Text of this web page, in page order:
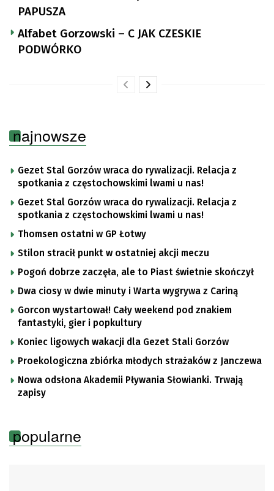
PAPUSZA
Alfabet Gorzowski – C JAK CZESKIE
PODWÓRKO
najnowsze
Gezet Stal Gorzów wraca do rywalizacji. Relacja z
spotkania z częstochowskimi lwami u nas!
Gezet Stal Gorzów wraca do rywalizacji. Relacja z
spotkania z częstochowskimi lwami u nas!
Thomsen ostatni w GP Łotwy
Stilon stracił punkt w ostatniej akcji meczu
Pogoń dobrze zaczęła, ale to Piast świetnie skończył
Dwa ciosy w dwie minuty i Warta wygrywa z Cariną
Gorcon wystartował! Cały weekend pod znakiem
fantastyki, gier i popkultury
Koniec ligowych wakacji dla Gezet Stali Gorzów
Proekologiczna zbiórka młodych strażaków z Janczewa
Nowa odsłona Akademii Pływania Słowianki. Trwają
zapisy
popularne